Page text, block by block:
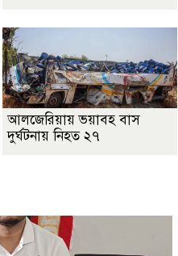
আলজেরিয়ায় ভয়াবহ বাস
দুর্ঘটনায় নিহত ২৭